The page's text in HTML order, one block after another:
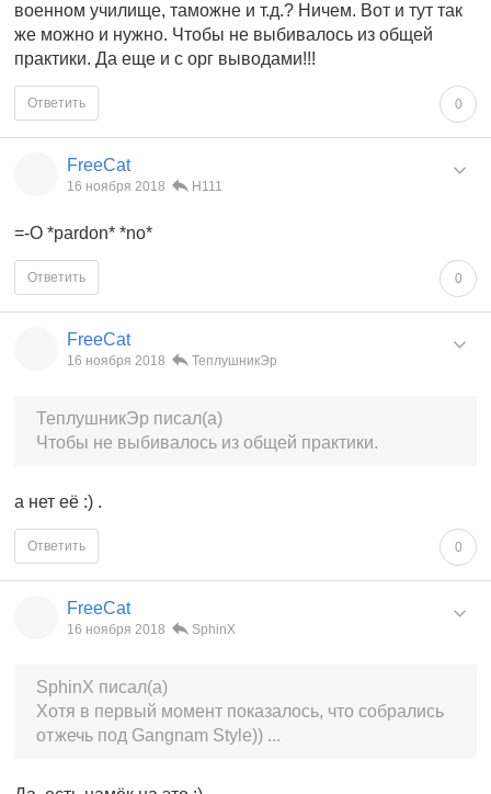
военном училище, таможне и т.д.? Ничем. Вот и тут так
же можно и нужно. Чтобы не выбивалось из общей
практики. Да еще и с орг выводами!!!
0
Ответить
FreeCat
16 ноября 2018 Н111
=-O *pardon* *no*
0
Ответить
FreeCat
16 ноября 2018 ТеплушникЭр
ТеплушникЭр писал(а)
Чтобы не выбивалось из общей практики.
а нет её :) .
0
Ответить
FreeCat
16 ноября 2018 SphinX
SphinX писал(а)
Хотя в первый момент показалось, что собрались
отжечь под Gangnam Style)) ...